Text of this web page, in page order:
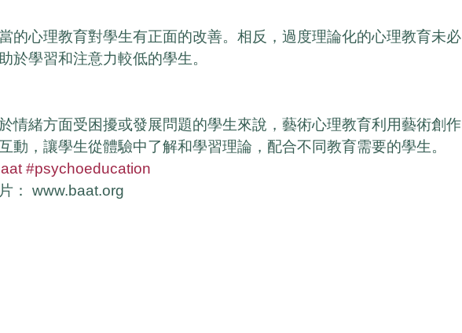
的心理教育對學生有正面的改善。相反，過度理論化的心理教育未必
於學習和注意力較低的學生。
情緒方面受困擾或發展問題的學生來說，藝術心理教育利用藝術創作
動，讓學生從體驗中了解和學習理論，配合不同教育需要的學生。
#psychoeducation
： www.baat.org